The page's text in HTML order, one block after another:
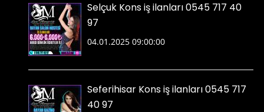
Selçuk Kons iş ilanları 0545 717 40
97
04.01.2025 09:00:00
Seferihisar Kons iş ilanları 0545 717
40 97